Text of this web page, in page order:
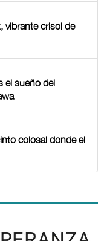
vibrante crisol de
el sueño del
colosal donde el